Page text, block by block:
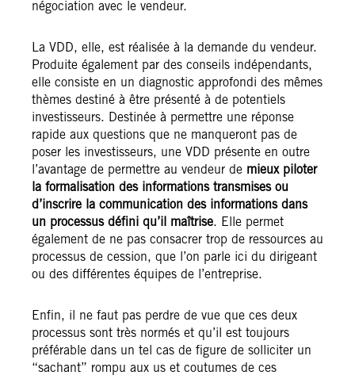
négociation avec le vendeur.
La VDD, elle, est réalisée à la demande du vendeur.
Produite également par des conseils indépendants,
elle consiste en un diagnostic approfondi des mêmes
thèmes destiné à être présenté à de potentiels
investisseurs. Destinée à permettre une réponse
rapide aux questions que ne manqueront pas de
poser les investisseurs, une VDD présente en outre
l’avantage de permettre au vendeur de mieux piloter
la formalisation des informations transmises ou
d’inscrire la communication des informations dans
un processus défini qu’il maîtrise. Elle permet
également de ne pas consacrer trop de ressources au
processus de cession, que l’on parle ici du dirigeant
ou des différentes équipes de l’entreprise.
Enfin, il ne faut pas perdre de vue que ces deux
processus sont très normés et qu’il est toujours
préférable dans un tel cas de figure de solliciter un
“sachant” rompu aux us et coutumes de ces